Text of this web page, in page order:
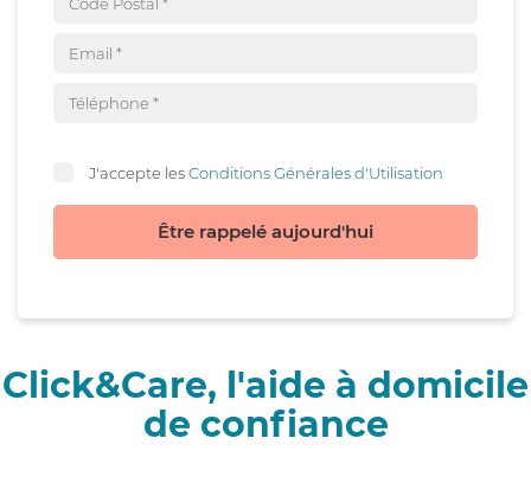
J'accepte lesConditions Générales d'Utilisation
Être rappelé aujourd'hui
Click&Care, l'aide à domicile
de confiance